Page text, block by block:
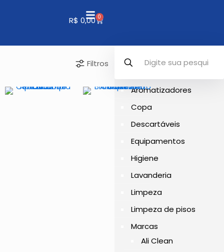
R$ 0,00 0
Filtros
Aromatizadores
Copa
Descartáveis
Equipamentos
Higiene
Lavanderia
Limpeza
Limpeza de pisos
Marcas
Ali Clean